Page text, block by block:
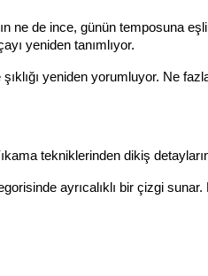
ne de ince, günün temposuna
yeniden tanımlıyor.
şıklığı yeniden yorumluyor. Ne
tekniklerinden dikiş
ayrıcalıklı bir çizgi